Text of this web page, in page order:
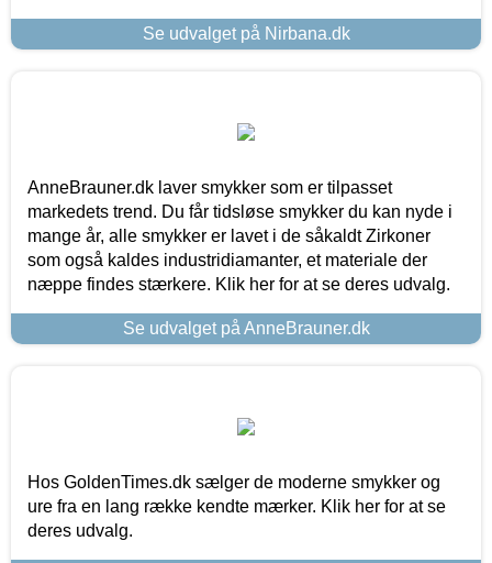
Se udvalget på Nirbana.dk
AnneBrauner.dk laver smykker som er tilpasset
markedets trend. Du får tidsløse smykker du kan nyde i
mange år, alle smykker er lavet i de såkaldt Zirkoner
som også kaldes industridiamanter, et materiale der
næppe findes stærkere. Klik her for at se deres udvalg.
Se udvalget på AnneBrauner.dk
Hos GoldenTimes.dk sælger de moderne smykker og
ure fra en lang række kendte mærker. Klik her for at se
deres udvalg.